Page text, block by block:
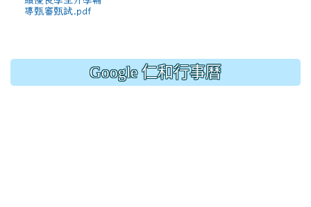
導甄審甄試.pdf
Google 仁和行事曆